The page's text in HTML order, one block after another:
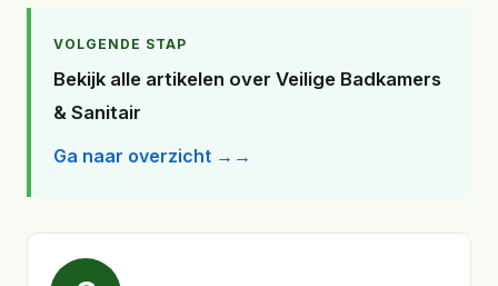
VOLGENDE STAP
Bekijk alle artikelen over Veilige Badkamers
& Sanitair
Ga naar overzicht →